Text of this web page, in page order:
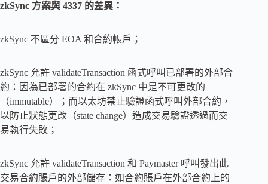
zkSync 方案與 4337 的差異：
zkSync 不區分 EOA 和合約帳戶；
zkSync 允許 validateTransaction 函式呼叫已部署的外部合
約：因為已部署的合約在 zkSync 中是不可更改的
（immutable）；而以太坊禁止驗證函式呼叫外部合約，
以防止狀態更改（state change）造成交易驗證透過而交
易執行失敗；
zkSync 允許 validateTransaction 和 Paymaster 呼叫發出此
交易合約賬戶的外部儲存：如合約賬戶在外部合約上的